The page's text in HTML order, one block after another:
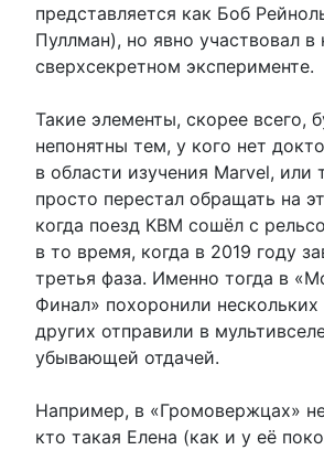
представляется как Боб
Пуллман), но явно участвовал в
сверхсекретном эксперименте.
Такие элементы, скорее всего,
непонятны тем, у кого нет
в области изучения Marvel, или
просто перестал обращать на
когда поезд КВМ сошёл с
в то время, когда в 2019 году
третья фаза. Именно тогда в
Финал» похоронили нескольких
других отправили в
убывающей отдачей.
Например, в «Громовержцах»
кто такая Елена (как и у её